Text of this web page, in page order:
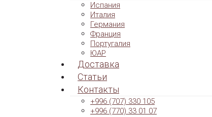
Испания
Италия
Германия
Франция
Португалия
ЮАР
Доставка
Статьи
Контакты
+996 (707) 330 105
+996 (770) 33 01 07